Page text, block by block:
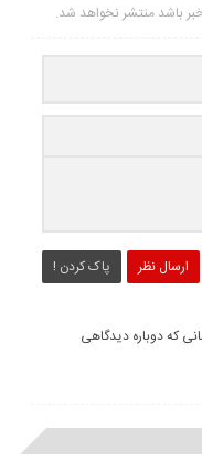
خبر باشد منتشر نخواهد شد.
ارسال نظر پاک کردن !
که دوباره دیدگاهی